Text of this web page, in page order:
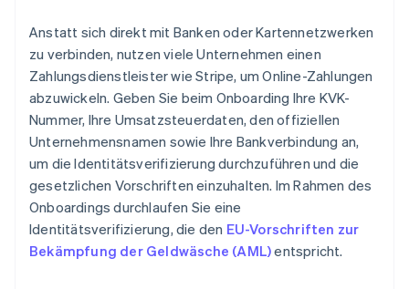
Anstatt sich direkt mit Banken oder Kartennetzwerken
zu verbinden, nutzen viele Unternehmen einen
Zahlungsdienstleister wie Stripe, um Online-Zahlungen
abzuwickeln. Geben Sie beim Onboarding Ihre KVK-
Nummer, Ihre Umsatzsteuerdaten, den offiziellen
Unternehmensnamen sowie Ihre Bankverbindung an,
um die Identitätsverifizierung durchzuführen und die
gesetzlichen Vorschriften einzuhalten. Im Rahmen des
Onboardings durchlaufen Sie eine
Identitätsverifizierung, die den EU-Vorschriften zur
Bekämpfung der Geldwäsche (AML)entspricht.